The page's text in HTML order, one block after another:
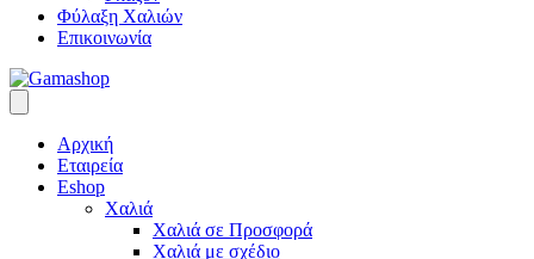
Φύλαξη Χαλιών
Επικοινωνία
Αρχική
Εταιρεία
Eshop
Χαλιά
Χαλιά σε Προσφορά
Χαλιά με σχέδιο